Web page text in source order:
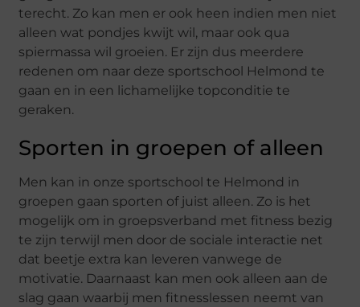
terecht. Zo kan men er ook heen indien men niet
alleen wat pondjes kwijt wil, maar ook qua
spiermassa wil groeien. Er zijn dus meerdere
redenen om naar deze sportschool Helmond te
gaan en in een lichamelijke topconditie te
geraken.
Sporten in groepen of alleen
Men kan in onze sportschool te Helmond in
groepen gaan sporten of juist alleen. Zo is het
mogelijk om in groepsverband met fitness bezig
te zijn terwijl men door de sociale interactie net
dat beetje extra kan leveren vanwege de
motivatie. Daarnaast kan men ook alleen aan de
slag gaan waarbij men fitnesslessen neemt van